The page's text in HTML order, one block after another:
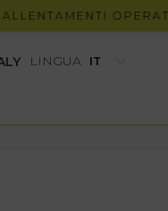
LINGUA